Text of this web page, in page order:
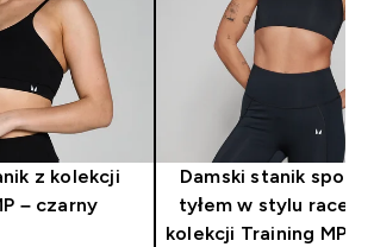
z kolekcji
– czarny
Damski stanik
tyłem w stylu
kolekcji Training MP –